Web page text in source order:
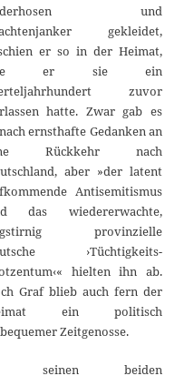
und
gekleidet,
er so in der Heimat,
er sie ein
zuvor
hatte. Zwar gab es
ernsthafte Gedanken an
Rückkehr nach
aber »der latent
Antisemitismus
das wiedererwachte,
provinzielle
›Tüchtigkeits-
hielten ihn ab.
Graf blieb auch fern der
ein politisch
Zeitgenosse.
seinen beiden